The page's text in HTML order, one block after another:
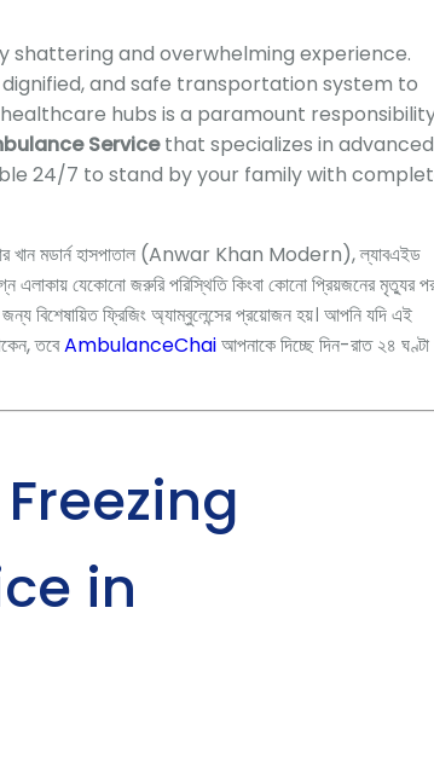
shattering and overwhelming experience.
and safe transportation system to
hubs is a paramount
Servicethat specializes in advanced
24/7 to stand by your family with
খান মডার্ন হাসপাতাল (Anwar Khan Modern), ল্যাবএইড
যেকোনো জরুরি পরিস্থিতি কিংবা কোনো প্রিয়জনের মৃত্যুর
বিশেষায়িত ফ্রিজিং অ্যাম্বুলেন্সের প্রয়োজন হয়। আপনি যদি এই
তবেAmbulanceChaiআপনাকে দিচ্ছে দিন-রাত ২৪ ঘণ্টা
in